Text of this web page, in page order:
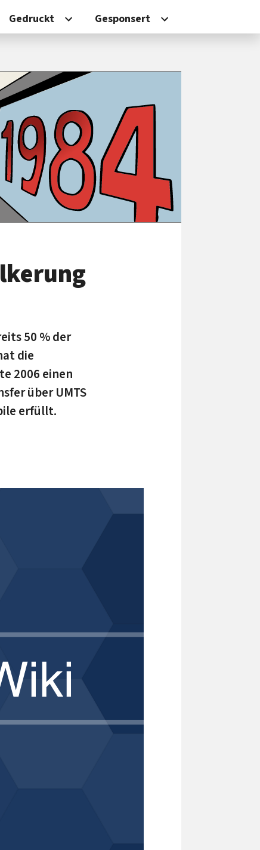
Gedruckt Gesponsert
50 % der
die
2006 einen
über UMTS
erfüllt.